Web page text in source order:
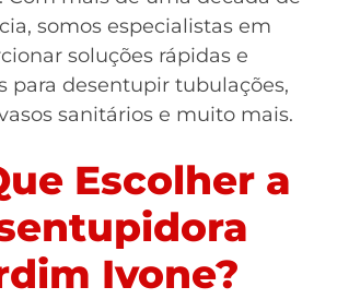
somos especialistas em
soluções rápidas e
para desentupir tubulações,
sanitários e muito mais.
Escolher a
Ivone?